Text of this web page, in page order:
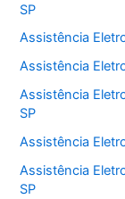
SP
Assistência
Assistência
Assistência
SP
Assistência
Assistência
SP